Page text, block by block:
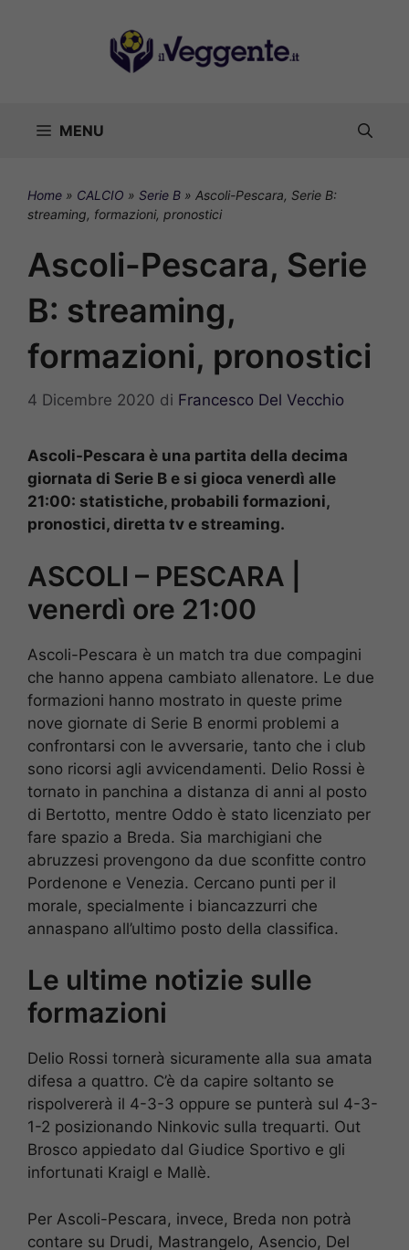
MENU
Home » CALCIO » Serie B » Ascoli-Pescara, Serie B:
streaming, formazioni, pronostici
Ascoli-Pescara, Serie
B: streaming,
formazioni, pronostici
4 Dicembre 2020 di Francesco Del Vecchio
Ascoli-Pescara è una partita della decima
giornata di Serie B e si gioca venerdì alle
21:00: statistiche, probabili formazioni,
pronostici, diretta tv e streaming.
ASCOLI – PESCARA |
venerdì ore 21:00
Ascoli-Pescara è un match tra due compagini
che hanno appena cambiato allenatore. Le due
formazioni hanno mostrato in queste prime
nove giornate di Serie B enormi problemi a
confrontarsi con le avversarie, tanto che i club
sono ricorsi agli avvicendamenti. Delio Rossi è
tornato in panchina a distanza di anni al posto
di Bertotto, mentre Oddo è stato licenziato per
fare spazio a Breda. Sia marchigiani che
abruzzesi provengono da due sconfitte contro
Pordenone e Venezia. Cercano punti per il
morale, specialmente i biancazzurri che
annaspano all’ultimo posto della classifica.
Le ultime notizie sulle
formazioni
Delio Rossi tornerà sicuramente alla sua amata
difesa a quattro. C’è da capire soltanto se
rispolvererà il 4-3-3 oppure se punterà sul 4-3-
1-2 posizionando Ninkovic sulla trequarti. Out
Brosco appiedato dal Giudice Sportivo e gli
infortunati Kraigl e Mallè.
Per Ascoli-Pescara, invece, Breda non potrà
contare su Drudi, Mastrangelo, Asencio, Del